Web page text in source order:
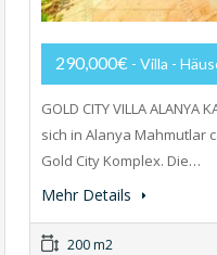
290,000€ - Villa -
GOLD CITY VILLA ALANYA
sich in Alanya Mahmutlar
Gold City Komplex. Die…
Mehr Details
200 m2